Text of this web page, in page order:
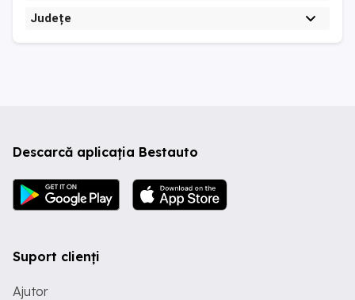
Județe
Descarcă aplicația Bestauto
Suport clienți
Ajutor